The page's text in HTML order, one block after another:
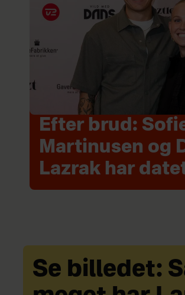
Efter brud:
Martinusen og
Lazrak har
Se billedet: